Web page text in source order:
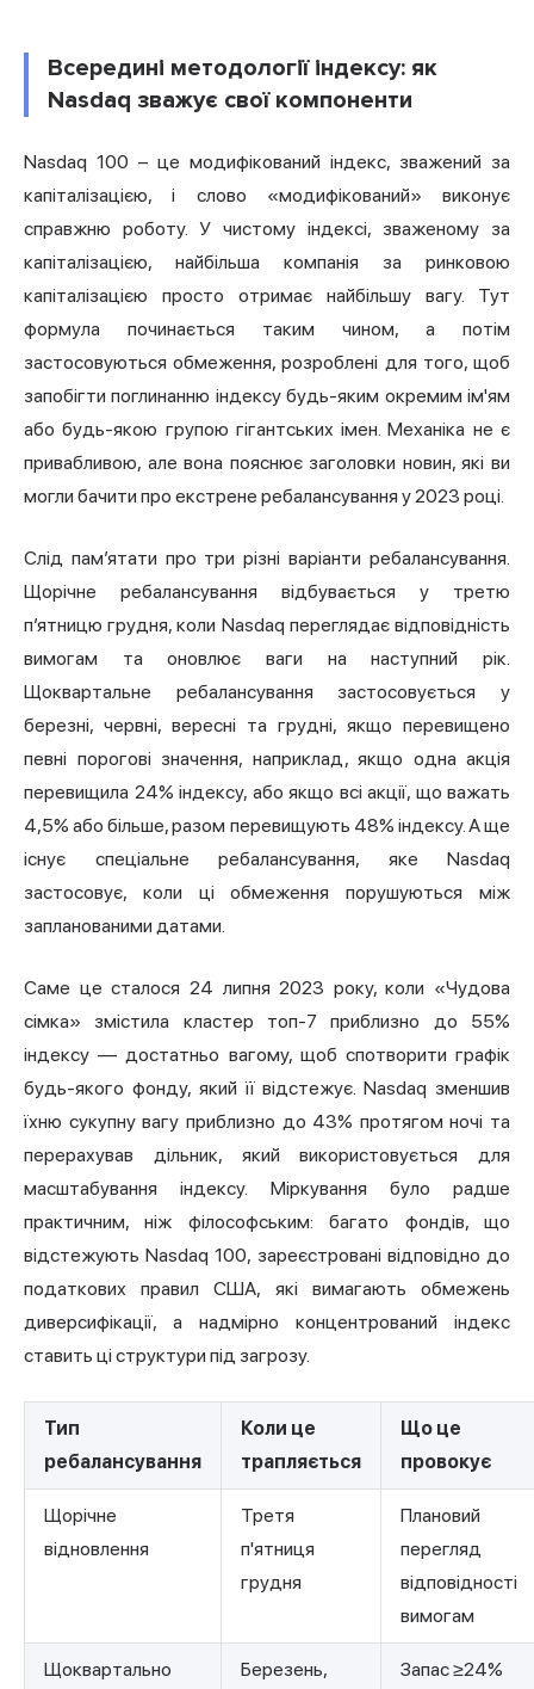
Всередині методології індексу: як
Nasdaq зважує свої компоненти
Nasdaq 100 – це модифікований індекс, зважений за
капіталізацією, і слово «модифікований» виконує
справжню роботу. У чистому індексі, зваженому за
капіталізацією, найбільша компанія за ринковою
капіталізацією просто отримає найбільшу вагу. Тут
формула починається таким чином, а потім
застосовуються обмеження, розроблені для того, щоб
запобігти поглинанню індексу будь-яким окремим ім'ям
або будь-якою групою гігантських імен. Механіка не є
привабливою, але вона пояснює заголовки новин, які ви
могли бачити про екстрене ребалансування у 2023 році.
Слід пам’ятати про три різні варіанти ребалансування.
Щорічне ребалансування відбувається у третю
п’ятницю грудня, коли Nasdaq переглядає відповідність
вимогам та оновлює ваги на наступний рік.
Щоквартальне ребалансування застосовується у
березні, червні, вересні та грудні, якщо перевищено
певні порогові значення, наприклад, якщо одна акція
перевищила 24% індексу, або якщо всі акції, що важать
4,5% або більше, разом перевищують 48% індексу. А ще
існує спеціальне ребалансування, яке Nasdaq
застосовує, коли ці обмеження порушуються між
запланованими датами.
Саме це сталося 24 липня 2023 року, коли «Чудова
сімка» змістила кластер топ-7 приблизно до 55%
індексу — достатньо вагому, щоб спотворити графік
будь-якого фонду, який її відстежує. Nasdaq зменшив
їхню сукупну вагу приблизно до 43% протягом ночі та
перерахував дільник, який використовується для
масштабування індексу. Міркування було радше
практичним, ніж філософським: багато фондів, що
відстежують Nasdaq 100, зареєстровані відповідно до
податкових правил США, які вимагають обмежень
диверсифікації, а надмірно концентрований індекс
ставить ці структури під загрозу.
Тип
ребалансування
Коли це
трапляється
Що це
провокує
Щорічне
відновлення
Третя
п'ятниця
грудня
Плановий
перегляд
відповідності
вимогам
Щоквартально Березень, Запас ≥24%